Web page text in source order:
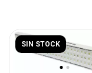
SIN STOCK